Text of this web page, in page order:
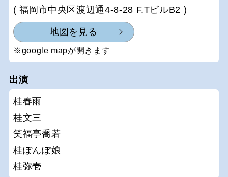
( 福岡市中央区渡辺通4-8-28 F.TビルB2 )
地図を見る
※google mapが開きます
出演
桂春雨
桂文三
笑福亭喬若
桂ぽんぽ娘
桂弥壱